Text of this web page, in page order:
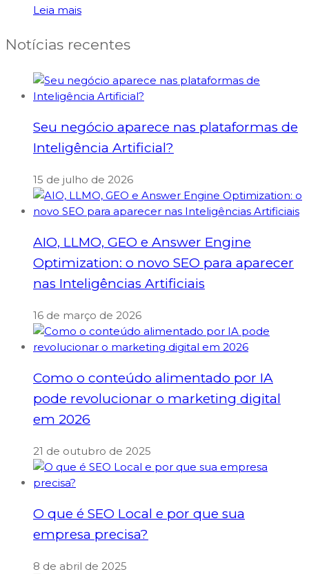
Leia mais
Notícias recentes
Seu negócio aparece nas plataformas de
Inteligência Artificial?
15 de julho de 2026
AIO, LLMO, GEO e Answer Engine
Optimization: o novo SEO para aparecer
nas Inteligências Artificiais
16 de março de 2026
Como o conteúdo alimentado por IA
pode revolucionar o marketing digital
em 2026
21 de outubro de 2025
O que é SEO Local e por que sua
empresa precisa?
8 de abril de 2025